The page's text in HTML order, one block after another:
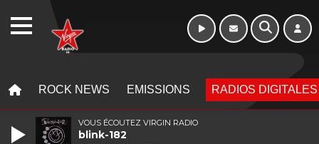
ROCK NEWS EMISSIONS RADIOS DIGITALES
VOUS ÉCOUTEZ VIRGIN RADIO
blink-182
WEBRADIO Week-end de 16h
à 20h